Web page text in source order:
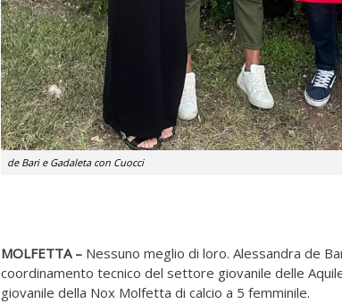
de Bari e Gadaleta con Cuocci
MOLFETTA – Nessuno meglio di loro. Alessandra de
coordinamento tecnico del settore giovanile delle
giovanile della Nox Molfetta di calcio a 5 femminile.